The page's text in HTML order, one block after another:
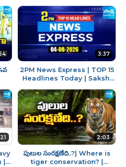
3:37
2PM News Express | TOP 15
Headlines Today | Sakshi
@SakshiTV
|
2:03
పులుల సంరక్షణేది..?| Where is
tiger conservation? |